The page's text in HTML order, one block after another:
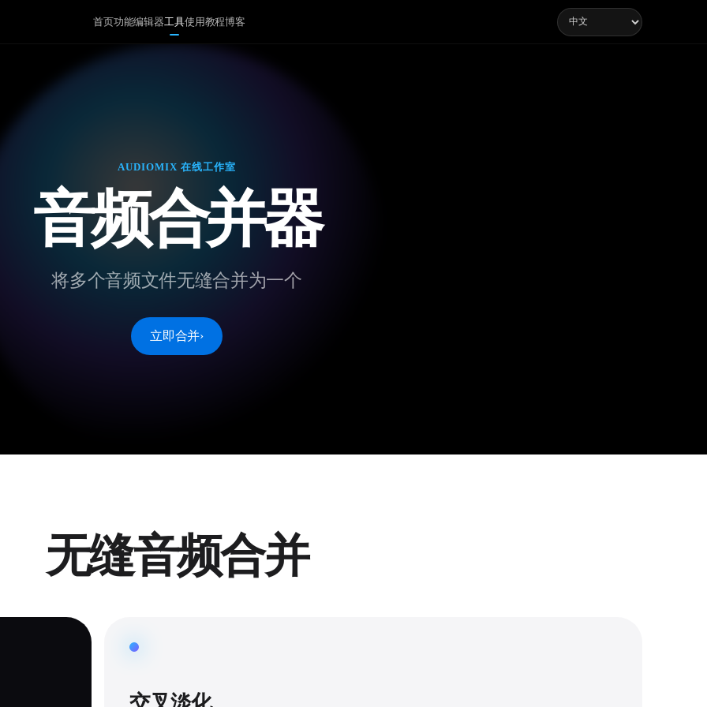
首页功能编辑器工具使用教程博客
AUDIOMIX 在线工作室
音频合并器
将多个音频文件无缝合并为一个
立即合并›
无缝音频合并